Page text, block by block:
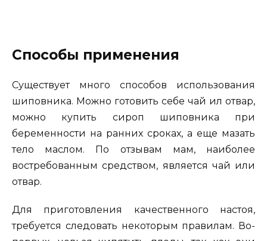
Способы применения
Существует много способов использования
шиповника. Можно готовить себе чай ил отвар,
можно купить сироп шиповника при
беременности на ранних сроках, а еще мазать
тело маслом. По отзывам мам, наиболее
востребованным средством, является чай или
отвар.
Для приготовления качественного настоя,
требуется следовать некоторым правилам. Во-